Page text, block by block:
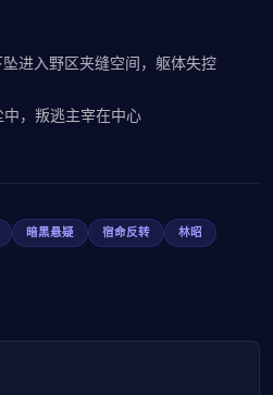
进入野区夹缝空间，躯体失控
，叛逃主宰在中心
暗黑悬疑 宿命反转
林昭